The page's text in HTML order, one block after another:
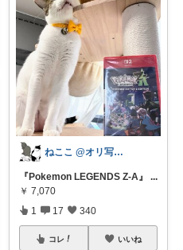
ねここ @オリ写多数
『Pokemon LEGENDS Z-A』
...
￥ 7,070
1 17 340
コレ いいね